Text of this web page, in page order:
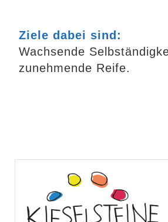
Ziele dabei sind:
Wachsende
zunehmende Reife.